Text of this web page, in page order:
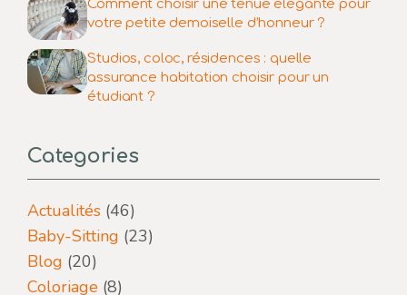
Comment choisir une tenue élégante pour
votre petite demoiselle d’honneur ?
Studios, coloc, résidences : quelle
assurance habitation choisir pour un
étudiant ?
Categories
Actualités (46)
Baby-Sitting (23)
Blog (20)
Coloriage (8)